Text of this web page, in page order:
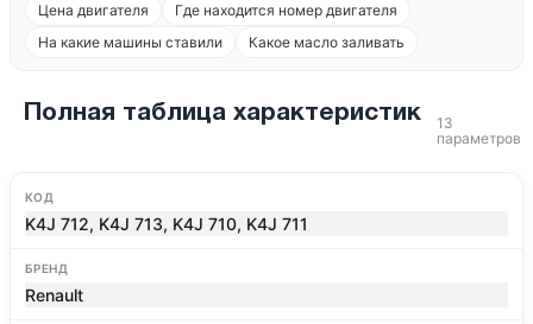
Цена двигателя
Где находится номер двигателя
На какие машины ставили
Какое масло заливать
Полная таблица характеристик
13
параметров
КОД
K4J 712, K4J 713, K4J 710, K4J 711
БРЕНД
Renault